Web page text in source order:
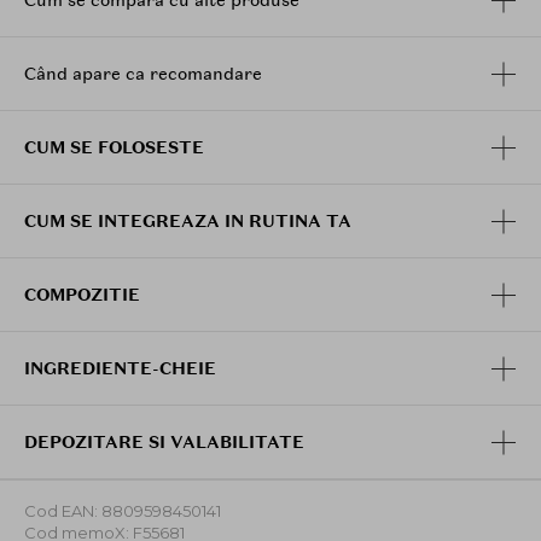
Când apare ca recomandare
CUM SE FOLOSESTE
CUM SE INTEGREAZA IN RUTINA TA
COMPOZITIE
INGREDIENTE-CHEIE
DEPOZITARE SI VALABILITATE
Cod EAN: 8809598450141
Cod memoX: F55681